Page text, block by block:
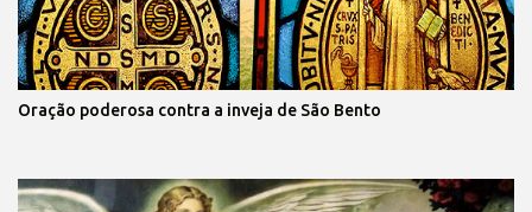
Oração poderosa contra a inveja de São Bento